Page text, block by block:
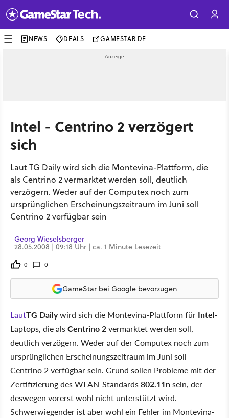
NEWS DEALS GAMESTAR.DE
Intel - Centrino 2 verzögert
sich
Laut TG Daily wird sich die Montevina-Plattform, die
als Centrino 2 vermarktet werden soll, deutlich
verzögern. Weder auf der Computex noch zum
ursprünglichen Erscheinungszeitraum im Juni soll
Centrino 2 verfügbar sein
Georg Wieselsberger
28.05.2008 | 09:18 Uhr | ca. 1 Minute Lesezeit
0 0
GameStar bei Google bevorzugen
LautTG Dailywird sich die Montevina-Plattform für Intel-
Laptops, die alsCentrino 2vermarktet werden soll,
deutlich verzögern. Weder auf der Computex noch zum
ursprünglichen Erscheinungszeitraum im Juni soll
Centrino 2 verfügbar sein. Grund sollen Probleme mit der
Zertifizierung des WLAN-Standards802.11nsein, der
deswegen vorerst wohl nicht unterstützt wird.
Schwerwiegender ist aber wohl ein Fehler im Montevina-